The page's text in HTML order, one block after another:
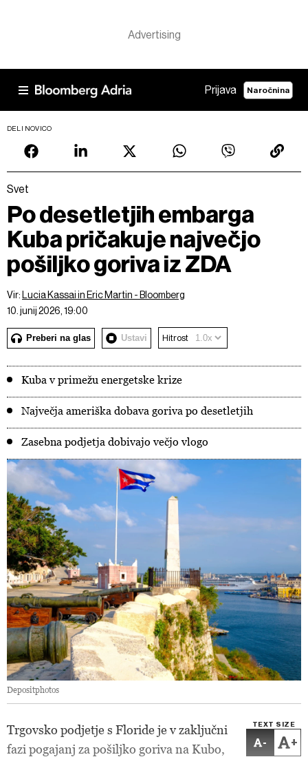
Prijava Naročnina
DELI NOVICO
Svet
Po desetletjih embarga
Kuba pričakuje največjo
pošiljko goriva iz ZDA
Vir:
Lucia Kassai in Eric Martin - Bloomberg
10. junij 2026, 19:00
Preberi na glas Ustavi Hitrost
Kuba v primežu energetske krize
Največja ameriška dobava goriva po desetletjih
Zasebna podjetja dobivajo večjo vlogo
Depositphotos
TEXT SIZE
- +
Trgovsko podjetje s Floride je v zaključni
fazi pogajanj za pošiljko goriva na Kubo,